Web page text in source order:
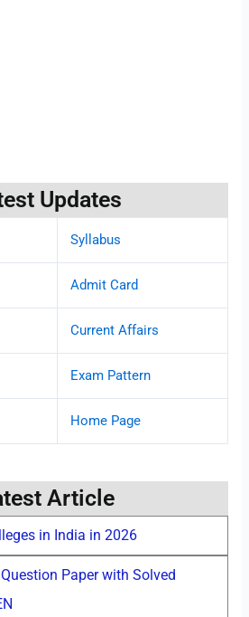
Updates
Syllabus
Admit Card
Current Affairs
Exam Pattern
Home Page
Article
in India in 2026
Paper with Solved